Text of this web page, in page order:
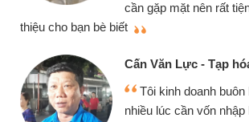
cần gặp mặt nên rất
thiệu cho bạn bè biết
Cấn Văn Lực - Tạp
Tôi kinh doanh buôn
nhiều lúc cần vốn